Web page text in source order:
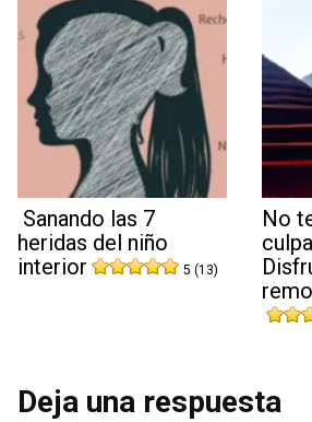
Sanando las 7
heridas del niño
interior
5 (13)
No
Deja una respuesta